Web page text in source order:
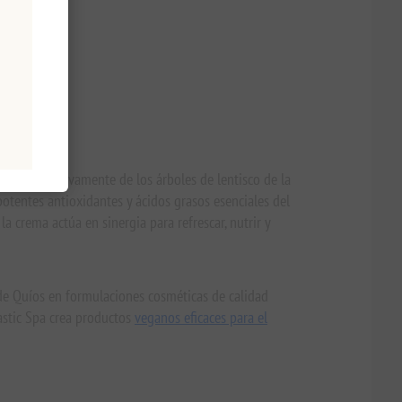
veganos eficaces para el